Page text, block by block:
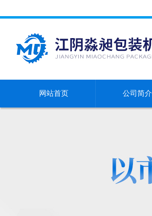
网站首页 公司简介